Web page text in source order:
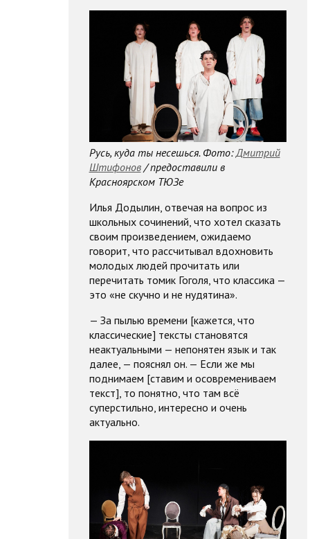
Русь, куда ты несешься. Фото:Дмитрий
Штифонов/ предоставили в
Красноярском ТЮЗе
Илья Додылин, отвечая на вопрос из
школьных сочинений, что хотел сказать
своим произведением, ожидаемо
говорит, что рассчитывал вдохновить
молодых людей прочитать или
перечитать томик Гоголя, что классика —
это «не скучно и не нудятина».
— За пылью времени [кажется, что
классические] тексты становятся
неактуальными — непонятен язык и так
далее, — пояснял он. — Если же мы
поднимаем [ставим и осовремениваем
текст], то понятно, что там всё
суперстильно, интересно и очень
актуально.